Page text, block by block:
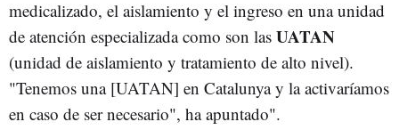
medicalizado, el aislamiento y el ingreso en una unidad
de atención especializada como son las UATAN
(unidad de aislamiento y tratamiento de alto nivel).
"Tenemos una [UATAN] en Catalunya y la activaríamos
en caso de ser necesario", ha apuntado".